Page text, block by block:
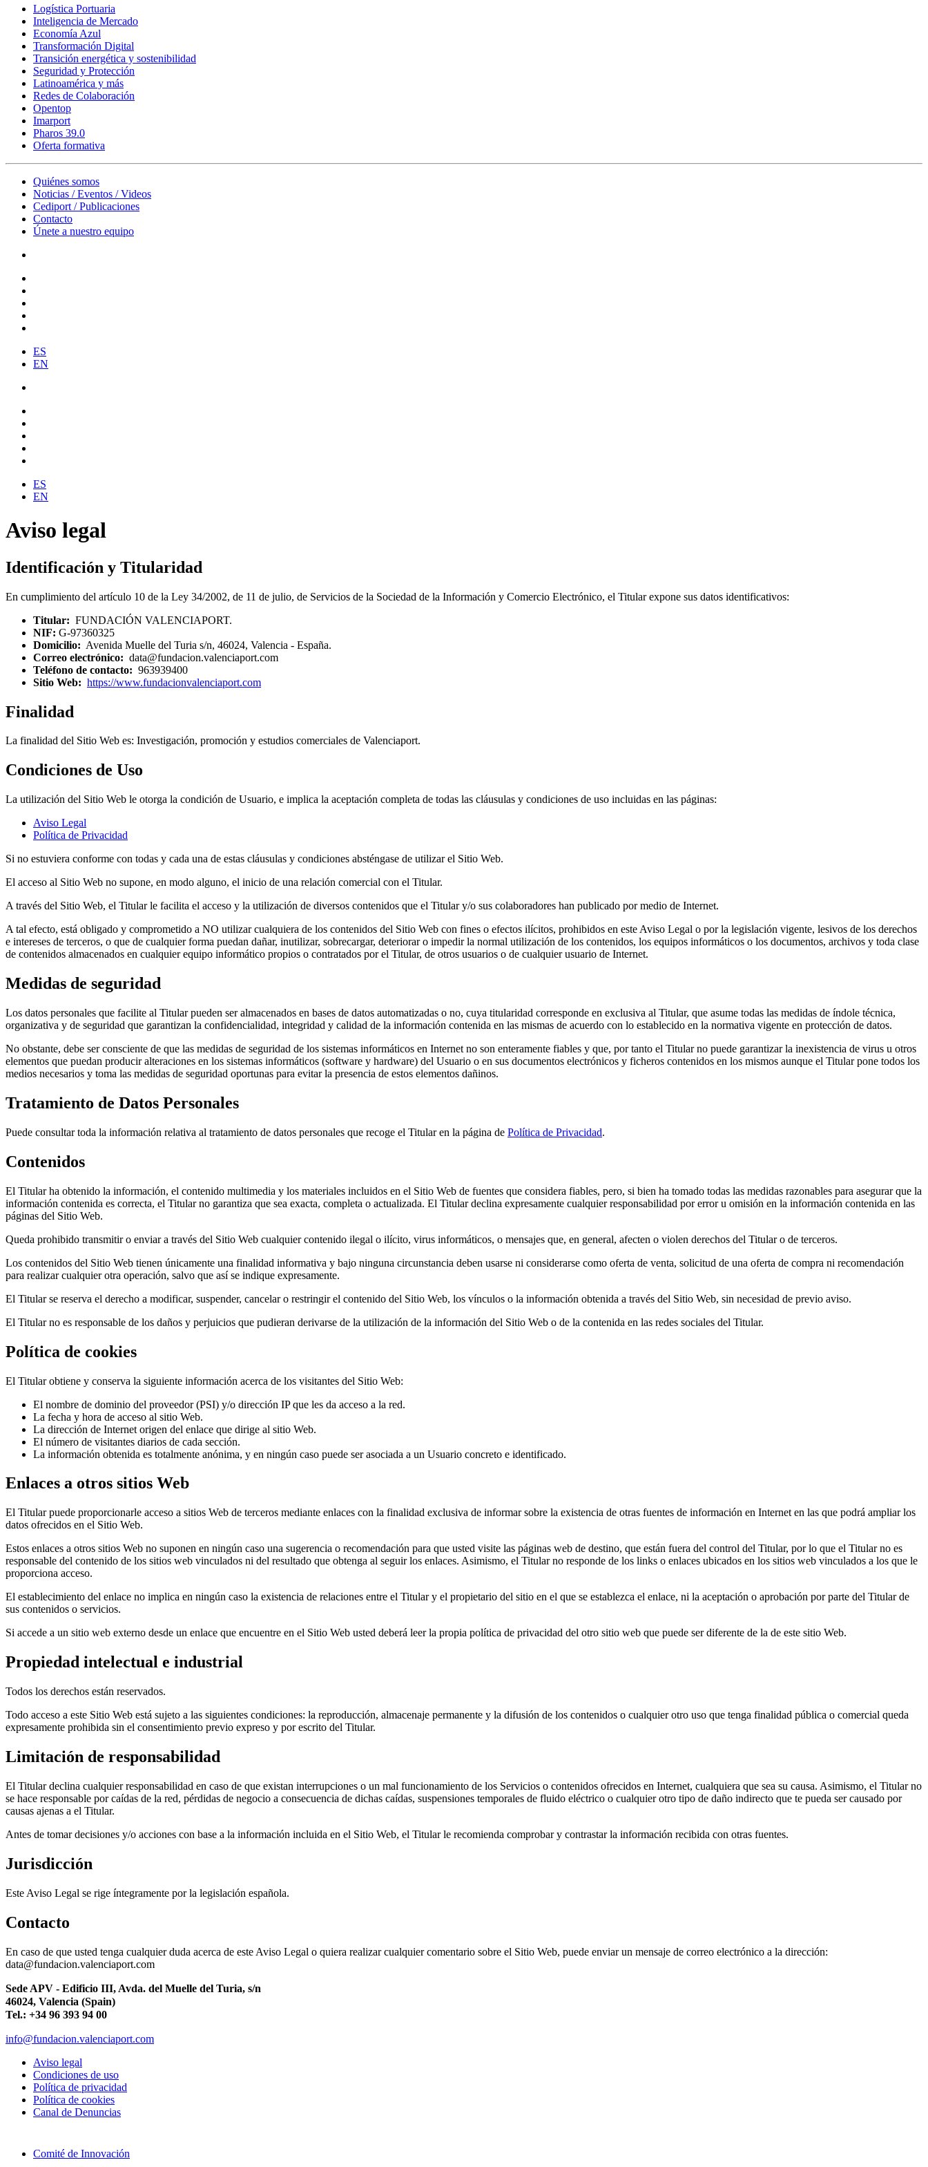
Logística Portuaria
Inteligencia de Mercado
Economía Azul
Transformación Digital
Transición energética y sostenibilidad
Seguridad y Protección
Latinoamérica y más
Redes de Colaboración
Opentop
Imarport
Pharos 39.0
Oferta formativa
Quiénes somos
Noticias / Eventos / Videos
Cediport / Publicaciones
Contacto
Únete a nuestro equipo
ES
EN
ES
EN
Aviso legal
Identificación y Titularidad
En cumplimiento del artículo 10 de la Ley 34/2002, de 11 de julio, de Servicios de la Sociedad de la Información y Comercio Electrónico, el Titular expone sus datos identificativos:
Titular: FUNDACIÓN VALENCIAPORT.
NIF: G-97360325
Domicilio: Avenida Muelle del Turia s/n, 46024, Valencia - España.
Correo electrónico: data@fundacion.valenciaport.com
Teléfono de contacto: 963939400
Sitio Web: https://www.fundacionvalenciaport.com
Finalidad
La finalidad del Sitio Web es: Investigación, promoción y estudios comerciales de Valenciaport.
Condiciones de Uso
La utilización del Sitio Web le otorga la condición de Usuario, e implica la aceptación completa de todas las cláusulas y condiciones de uso incluidas en las páginas:
Aviso Legal
Política de Privacidad
Si no estuviera conforme con todas y cada una de estas cláusulas y condiciones absténgase de utilizar el Sitio Web.
El acceso al Sitio Web no supone, en modo alguno, el inicio de una relación comercial con el Titular.
A través del Sitio Web, el Titular le facilita el acceso y la utilización de diversos contenidos que el Titular y/o sus colaboradores han publicado por medio de Internet.
A tal efecto, está obligado y comprometido a NO utilizar cualquiera de los contenidos del Sitio Web con fines o efectos ilícitos, prohibidos en este Aviso Legal o por la legislación vigente, lesivos de los derechos
e intereses de terceros, o que de cualquier forma puedan dañar, inutilizar, sobrecargar, deteriorar o impedir la normal utilización de los contenidos, los equipos informáticos o los documentos, archivos y toda clase
de contenidos almacenados en cualquier equipo informático propios o contratados por el Titular, de otros usuarios o de cualquier usuario de Internet.
Medidas de seguridad
Los datos personales que facilite al Titular pueden ser almacenados en bases de datos automatizadas o no, cuya titularidad corresponde en exclusiva al Titular, que asume todas las medidas de índole técnica,
organizativa y de seguridad que garantizan la confidencialidad, integridad y calidad de la información contenida en las mismas de acuerdo con lo establecido en la normativa vigente en protección de datos.
No obstante, debe ser consciente de que las medidas de seguridad de los sistemas informáticos en Internet no son enteramente fiables y que, por tanto el Titular no puede garantizar la inexistencia de virus u otros
elementos que puedan producir alteraciones en los sistemas informáticos (software y hardware) del Usuario o en sus documentos electrónicos y ficheros contenidos en los mismos aunque el Titular pone todos los
medios necesarios y toma las medidas de seguridad oportunas para evitar la presencia de estos elementos dañinos.
Tratamiento de Datos Personales
Puede consultar toda la información relativa al tratamiento de datos personales que recoge el Titular en la página de Política de Privacidad.
Contenidos
El Titular ha obtenido la información, el contenido multimedia y los materiales incluidos en el Sitio Web de fuentes que considera fiables, pero, si bien ha tomado todas las medidas razonables para asegurar que la
información contenida es correcta, el Titular no garantiza que sea exacta, completa o actualizada. El Titular declina expresamente cualquier responsabilidad por error u omisión en la información contenida en las
páginas del Sitio Web.
Queda prohibido transmitir o enviar a través del Sitio Web cualquier contenido ilegal o ilícito, virus informáticos, o mensajes que, en general, afecten o violen derechos del Titular o de terceros.
Los contenidos del Sitio Web tienen únicamente una finalidad informativa y bajo ninguna circunstancia deben usarse ni considerarse como oferta de venta, solicitud de una oferta de compra ni recomendación
para realizar cualquier otra operación, salvo que así se indique expresamente.
El Titular se reserva el derecho a modificar, suspender, cancelar o restringir el contenido del Sitio Web, los vínculos o la información obtenida a través del Sitio Web, sin necesidad de previo aviso.
El Titular no es responsable de los daños y perjuicios que pudieran derivarse de la utilización de la información del Sitio Web o de la contenida en las redes sociales del Titular.
Política de cookies
El Titular obtiene y conserva la siguiente información acerca de los visitantes del Sitio Web:
El nombre de dominio del proveedor (PSI) y/o dirección IP que les da acceso a la red.
La fecha y hora de acceso al sitio Web.
La dirección de Internet origen del enlace que dirige al sitio Web.
El número de visitantes diarios de cada sección.
La información obtenida es totalmente anónima, y en ningún caso puede ser asociada a un Usuario concreto e identificado.
Enlaces a otros sitios Web
El Titular puede proporcionarle acceso a sitios Web de terceros mediante enlaces con la finalidad exclusiva de informar sobre la existencia de otras fuentes de información en Internet en las que podrá ampliar los
datos ofrecidos en el Sitio Web.
Estos enlaces a otros sitios Web no suponen en ningún caso una sugerencia o recomendación para que usted visite las páginas web de destino, que están fuera del control del Titular, por lo que el Titular no es
responsable del contenido de los sitios web vinculados ni del resultado que obtenga al seguir los enlaces. Asimismo, el Titular no responde de los links o enlaces ubicados en los sitios web vinculados a los que le
proporciona acceso.
El establecimiento del enlace no implica en ningún caso la existencia de relaciones entre el Titular y el propietario del sitio en el que se establezca el enlace, ni la aceptación o aprobación por parte del Titular de
sus contenidos o servicios.
Si accede a un sitio web externo desde un enlace que encuentre en el Sitio Web usted deberá leer la propia política de privacidad del otro sitio web que puede ser diferente de la de este sitio Web.
Propiedad intelectual e industrial
Todos los derechos están reservados.
Todo acceso a este Sitio Web está sujeto a las siguientes condiciones: la reproducción, almacenaje permanente y la difusión de los contenidos o cualquier otro uso que tenga finalidad pública o comercial queda
expresamente prohibida sin el consentimiento previo expreso y por escrito del Titular.
Limitación de responsabilidad
El Titular declina cualquier responsabilidad en caso de que existan interrupciones o un mal funcionamiento de los Servicios o contenidos ofrecidos en Internet, cualquiera que sea su causa. Asimismo, el Titular no
se hace responsable por caídas de la red, pérdidas de negocio a consecuencia de dichas caídas, suspensiones temporales de fluido eléctrico o cualquier otro tipo de daño indirecto que te pueda ser causado por
causas ajenas a el Titular.
Antes de tomar decisiones y/o acciones con base a la información incluida en el Sitio Web, el Titular le recomienda comprobar y contrastar la información recibida con otras fuentes.
Jurisdicción
Este Aviso Legal se rige íntegramente por la legislación española.
Contacto
En caso de que usted tenga cualquier duda acerca de este Aviso Legal o quiera realizar cualquier comentario sobre el Sitio Web, puede enviar un mensaje de correo electrónico a la dirección:
data@fundacion.valenciaport.com
Sede APV - Edificio III, Avda. del Muelle del Turia, s/n
46024, Valencia (Spain)
Tel.: +34 96 393 94 00
info@fundacion.valenciaport.com
Aviso legal
Condiciones de uso
Política de privacidad
Política de cookies
Canal de Denuncias
Comité de Innovación